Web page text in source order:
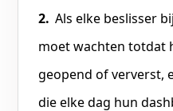
Als elke beslisser
moet wachten totdat
geopend of ververst,
die elke dag hun